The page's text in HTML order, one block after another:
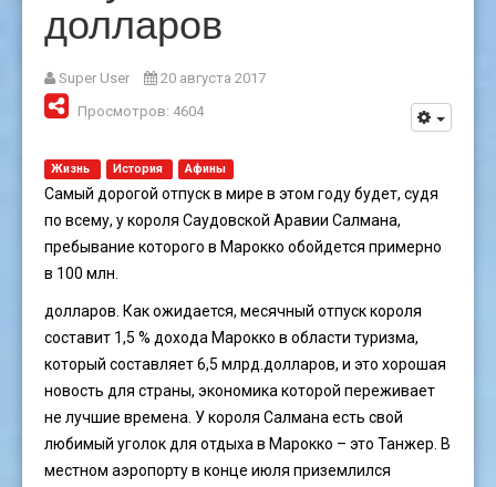
долларов
Super User
20 августа 2017
Просмотров: 4604
Жизнь История Афины
Самый дорогой отпуск в мире в этом году будет, судя
по всему, у короля Саудовской Аравии Салмана,
пребывание которого в Марокко обойдется примерно
в 100 млн.
долларов. Как ожидается, месячный отпуск короля
составит 1,5 % дохода Марокко в области туризма,
который составляет 6,5 млрд.долларов, и это хорошая
новость для страны, экономика которой переживает
не лучшие времена. У короля Салмана есть свой
любимый уголок для отдыха в Марокко – это Танжер. В
местном аэропорту в конце июля приземлился